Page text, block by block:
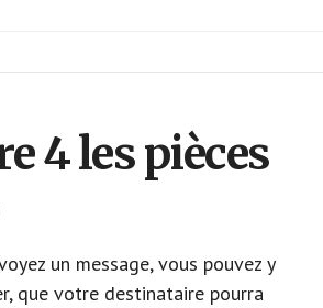
4 les pièces
un message, vous pouvez y
que votre destinataire pourra